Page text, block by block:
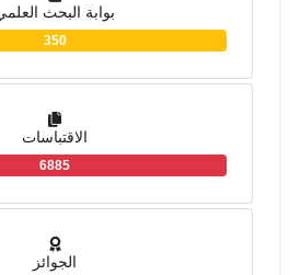
بوابة البحث
350
الاقتباسات
6885
الجوائز